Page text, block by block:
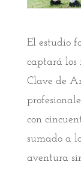
El estudio
captará los
Clave de
con
sumado a
aventura